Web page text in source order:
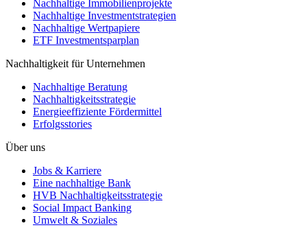
Nachhaltige Immobilienprojekte
Nachhaltige Investmentstrategien
Nachhaltige Wertpapiere
ETF Investmentsparplan
Nachhaltigkeit für Unternehmen
Nachhaltige Beratung
Nachhaltigkeitsstrategie
Energieeffiziente Fördermittel
Erfolgsstories
Über uns
Jobs & Karriere
Eine nachhaltige Bank
HVB Nachhaltigkeitsstrategie
Social Impact Banking
Umwelt & Soziales